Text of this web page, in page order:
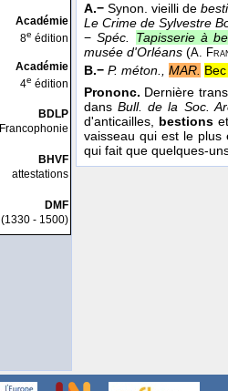
Académie
8e édition
Académie
4e édition
BDLP
Francophonie
BHVF
attestations
DMF
(1330 - 1500)
A.− Synon. vieilli de
Le Crime de Sylvestre
−Spéc. Tapisserie à
musée d'Orléans (A.
B.− P. méton., MAR.
Prononc. Dernière
dansBull. de la Soc.
d'anticailles, bestionset
vaisseau qui est le
qui fait que quelques-